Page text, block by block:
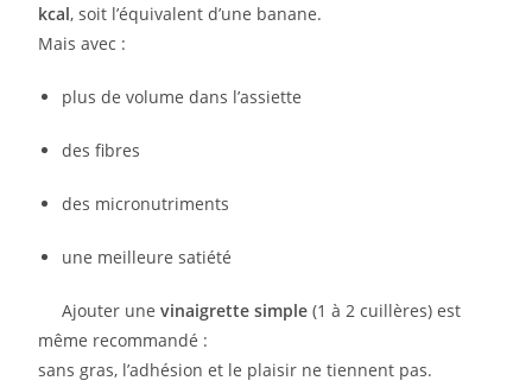
kcal, soit l’équivalent d’une banane.
Mais avec :
plus de volume dans l’assiette
des fibres
des micronutriments
une meilleure satiété
Ajouter unevinaigrette simple (1 à 2 cuillères) est
même recommandé :
sans gras, l’adhésion et le plaisir ne tiennent pas.